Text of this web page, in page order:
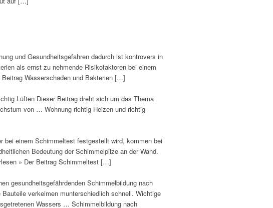
und Gesundheitsgefahren dadurch ist kontrovers in
als ernst zu nehmende Risikofaktoren bei einem
Wasserschaden und Bakterien […]
Lüften Dieser Beitrag dreht sich um das Thema
von … Wohnung richtig Heizen und richtig
einem Schimmeltest festgestellt wird, kommen bei
Bedeutung der Schimmelpilze an der Wand.
» Der Beitrag Schimmeltest […]
gesundheitsgefährdenden Schimmelbildung nach
verkeimen munterschiedlich schnell. Wichtige
Wassers … Schimmelbildung nach